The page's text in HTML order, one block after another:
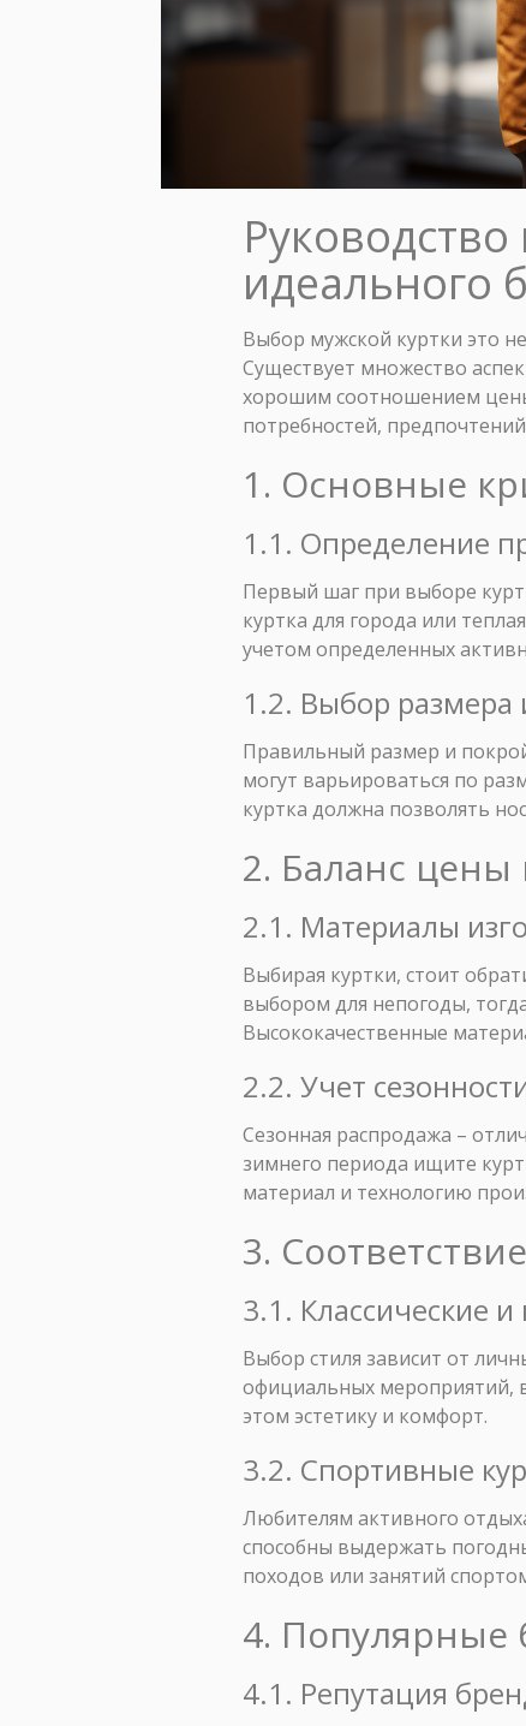
идеального
Выбор мужской куртки это
Существует множество
хорошим соотношением
потребностей,
1. Основные
1.1. Определение
Первый шаг при выборе
куртка для города или
учетом определенных
1.2. Выбор размера
Правильный размер и
могут варьироваться по
куртка должна позволять
2. Баланс цены
2.1. Материалы
Выбирая куртки, стоит
выбором для непогоды,
Высококачественные
2.2. Учет
Сезонная распродажа –
зимнего периода ищите
материал и технологию
3.
3.1. Классические
Выбор стиля зависит от
официальных мероприятий,
этом эстетику и комфорт.
3.2. Спортивные
Любителям активного
способны выдержать
походов или занятий
4. Популярные
4.1. Репутация